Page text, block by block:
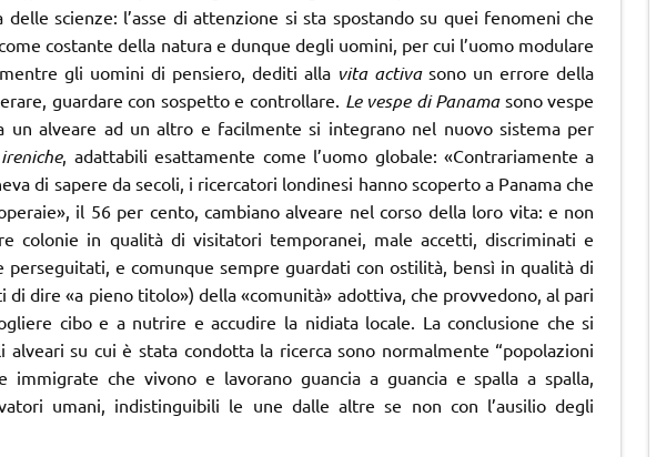
scienze: l’asse di attenzione si sta spostando su quei fenomeni che
costante della natura e dunque degli uomini, per cui l’uomo modulare
gli uomini di pensiero, dediti alla vita activasono un errore della
guardare con sospetto e controllare. Le vespe di Panamasono vespe
un alveare ad un altro e facilmente si integrano nel nuovo sistema per
ireniche, adattabili esattamente come l’uomo globale: «Contrariamente a
di sapere da secoli, i ricercatori londinesi hanno scoperto a Panama che
il 56 per cento, cambiano alveare nel corso della loro vita: e non
colonie in qualità di visitatori temporanei, male accetti, discriminati e
e comunque sempre guardati con ostilità, bensì in qualità di
dire «a pieno titolo») della «comunità» adottiva, che provvedono, al pari
cibo e a nutrire e accudire la nidiata locale. La conclusione che si
alveari su cui è stata condotta la ricerca sono normalmente “popolazioni
immigrate che vivono e lavorano guancia a guancia e spalla a spalla,
umani, indistinguibili le une dalle altre se non con l’ausilio degli